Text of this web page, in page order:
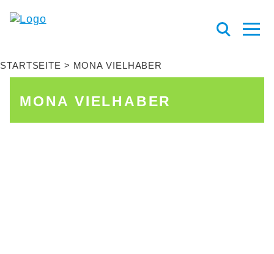
STARTSEITE MONA VIELHABER
MONA VIELHABER